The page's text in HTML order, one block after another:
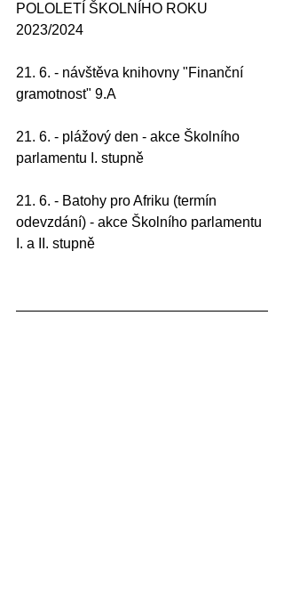
POLOLETÍ ŠKOLNÍHO ROKU
2023/2024
21. 6. - návštěva knihovny "Finanční
gramotnost" 9.A
21. 6. - plážový den - akce Školního
parlamentu I. stupně
21. 6. - Batohy pro Afriku (termín
odevzdání) - akce Školního parlamentu
I. a II. stupně